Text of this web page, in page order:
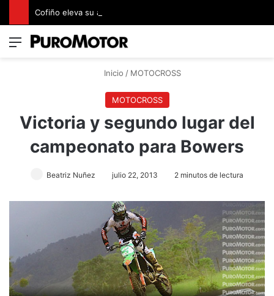
Menú
Inicio / MOTOCROSS
MOTOCROSS
Victoria y segundo lugar del
campeonato para Bowers
Beatriz Nuñez julio 22, 2013 2 minutos de lectura